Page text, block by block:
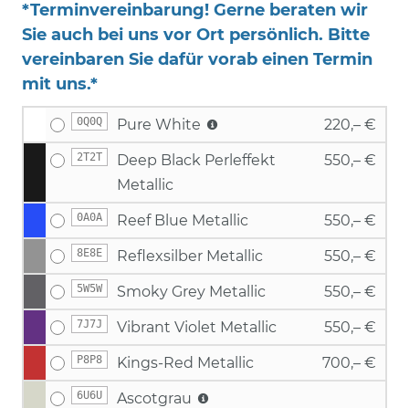
*Terminvereinbarung! Gerne beraten wir
Sie auch bei uns vor Ort persönlich. Bitte
vereinbaren Sie dafür vorab einen Termin
mit uns.*
0Q0Q Pure White 220,– €
2T2T
Deep Black Perleffekt
Metallic
550,– €
0A0A Reef Blue Metallic 550,– €
8E8E Reflexsilber Metallic 550,– €
5W5W Smoky Grey Metallic 550,– €
7J7J Vibrant Violet Metallic 550,– €
P8P8 Kings-Red Metallic 700,– €
6U6U Ascotgrau